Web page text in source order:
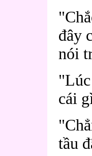
đây
nói
cái
tầu